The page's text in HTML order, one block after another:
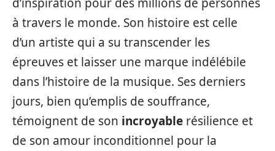
à travers le monde. Son histoire est celle
d’un artiste qui a su transcender les
épreuves et laisser une marque indélébile
dans l’histoire de la musique. Ses derniers
jours, bien qu’emplis de souffrance,
témoignent de son incroyable résilience et
de son amour inconditionnel pour la